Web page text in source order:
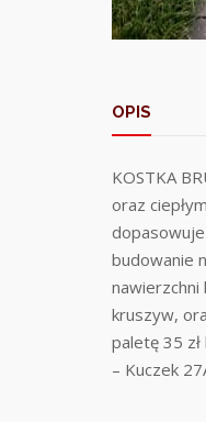
OPIS
KOSTKA
oraz
budowanie
kruszyw,
paletę 35
– Kuczek